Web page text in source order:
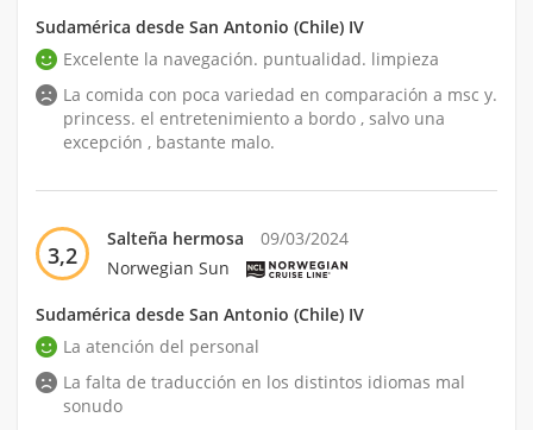
Sudamérica desde San Antonio (Chile) IV
Excelente la navegación. puntualidad. limpieza
La comida con poca variedad en comparación a msc y.
princess. el entretenimiento a bordo , salvo una
excepción , bastante malo.
3,2
Salteña hermosa
09/03/2024
Norwegian Sun
Sudamérica desde San Antonio (Chile) IV
La atención del personal
La falta de traducción en los distintos idiomas mal
sonudo